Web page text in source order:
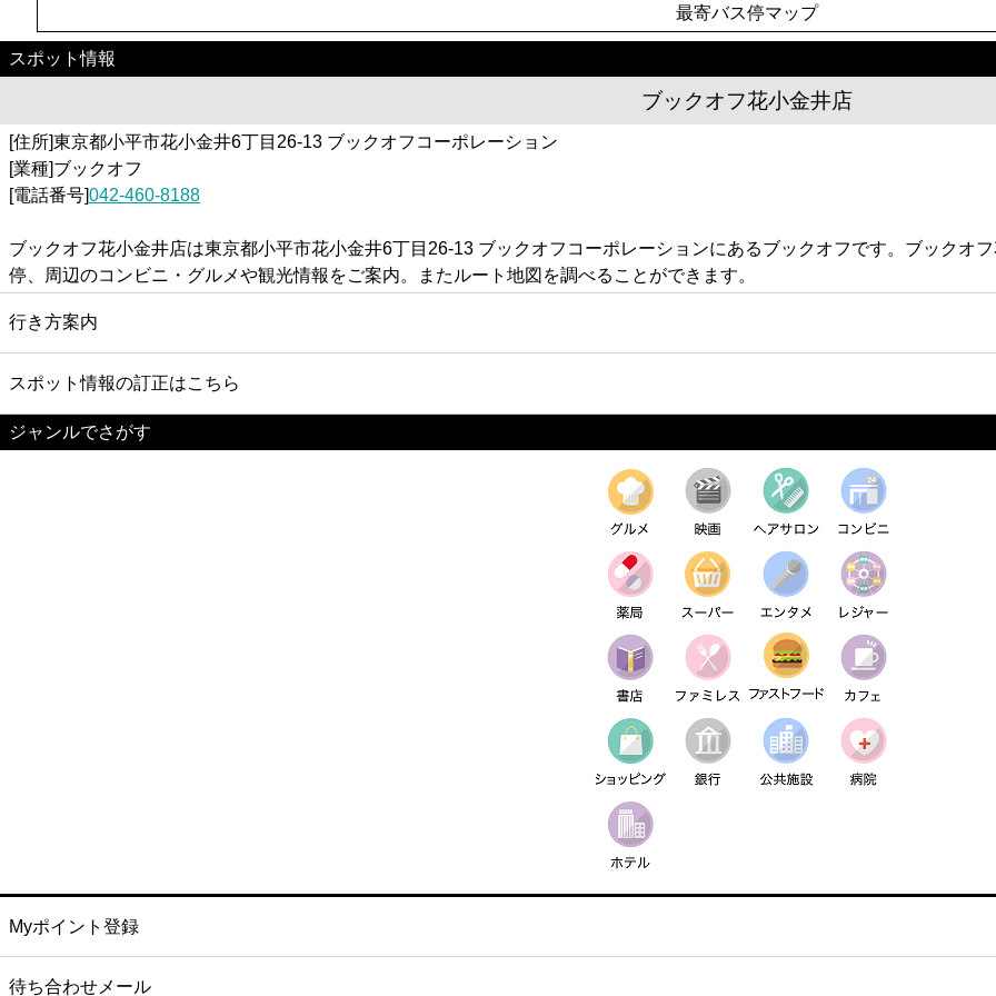
最寄バス停マップ
スポット情報
ブックオフ花小金井店
[住所]東京都小平市花小金井6丁目26-13 ブックオフコーポレーション
[業種]ブックオフ
[電話番号]042-460-8188
ブックオフ花小金井店は東京都小平市花小金井6丁目26-13 ブックオフコーポレーションにあるブックオフです。ブックオ
停、周辺のコンビニ・グルメや観光情報をご案内。またルート地図を調べることができます。
行き方案内
スポット情報の訂正はこちら
ジャンルでさがす
Myポイント登録
待ち合わせメール